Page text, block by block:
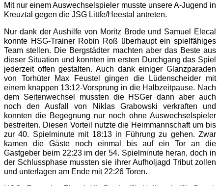
Mit nur einem Auswechselspieler musste unsere A-Jugend in
Kreuztal gegen die JSG Littfe/Heestal antreten.
Nur dank der Aushilfe von Moritz Brode und Samuel Elecal
konnte HSG-Trainer Robin Roß überhaupt ein spielfähiges
Team stellen. Die Bergstädter machten aber das Beste aus
dieser Situation und konnten im ersten Durchgang das Spiel
jederzeit offen gestalten. Auch dank einiger Glanzparaden
von Torhüter Max Feustel gingen die Lüdenscheider mit
einem knappen 13:12-Vorsprung in die Halbzeitpause. Nach
dem Seitenwechsel mussten die HSGer dann aber auch
noch den Ausfall von Niklas Grabowski verkraften und
konnten die Begegnung nur noch ohne Auswechselspieler
bestreiten. Diesen Vorteil nutzte die Heimmannschaft um bis
zur 40. Spielminute mit 18:13 in Führung zu gehen. Zwar
kamen die Gäste noch einmal bis auf ein Tor an die
Gastgeber beim 22:23 im der 54. Spielminute heran, doch in
der Schlussphase mussten sie ihrer Aufholjagd Tribut zollen
und unterlagen am Ende mit 22:26 Toren.